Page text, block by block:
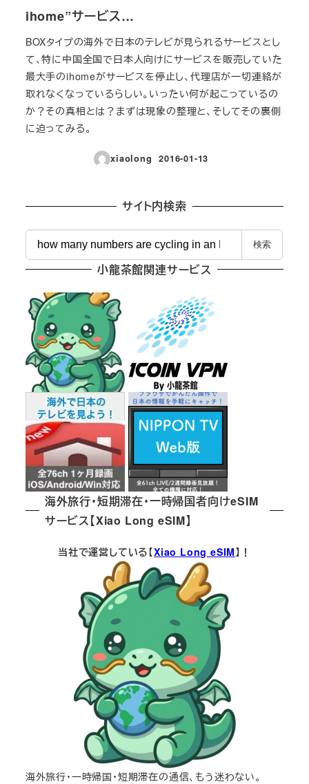
ihome”サービス…
BOXタイプの海外で日本のテレビが見られるサービスとし
て、特に中国全国で日本人向けにサービスを販売していた
最大手のihomeがサービスを停止し、代理店が一切連絡が
取れなくなっているらしい。いったい何が起こっているの
か？その真相とは？まずは現象の整理と、そしてその裏側
に迫ってみる。
xiaolong
投稿日
2016-01-13
サイト内検索
検
索
検索
小龍茶館関連サービス
海外旅行・短期滞在・一時帰国者向けeSIM
サービス【Xiao Long eSIM】
当社で運営している【Xiao Long eSIM】！
海外旅行・一時帰国・短期滞在の通信、もう迷わない。